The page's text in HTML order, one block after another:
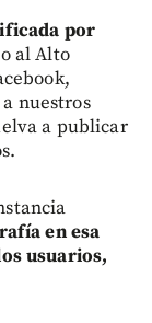
por
al Alto
nuestros
a publicar
en esa
usuarios,